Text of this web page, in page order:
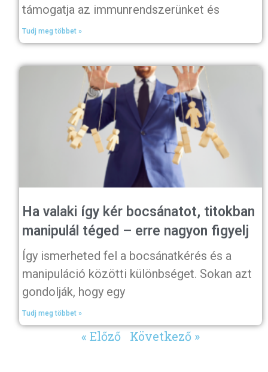
támogatja az immunrendszerünket és
Tudj meg többet »
Ha valaki így kér bocsánatot, titokban
manipulál téged – erre nagyon figyelj
Így ismerheted fel a bocsánatkérés és a
manipuláció közötti különbséget. Sokan azt
gondolják, hogy egy
Tudj meg többet »
« Előző Következő »